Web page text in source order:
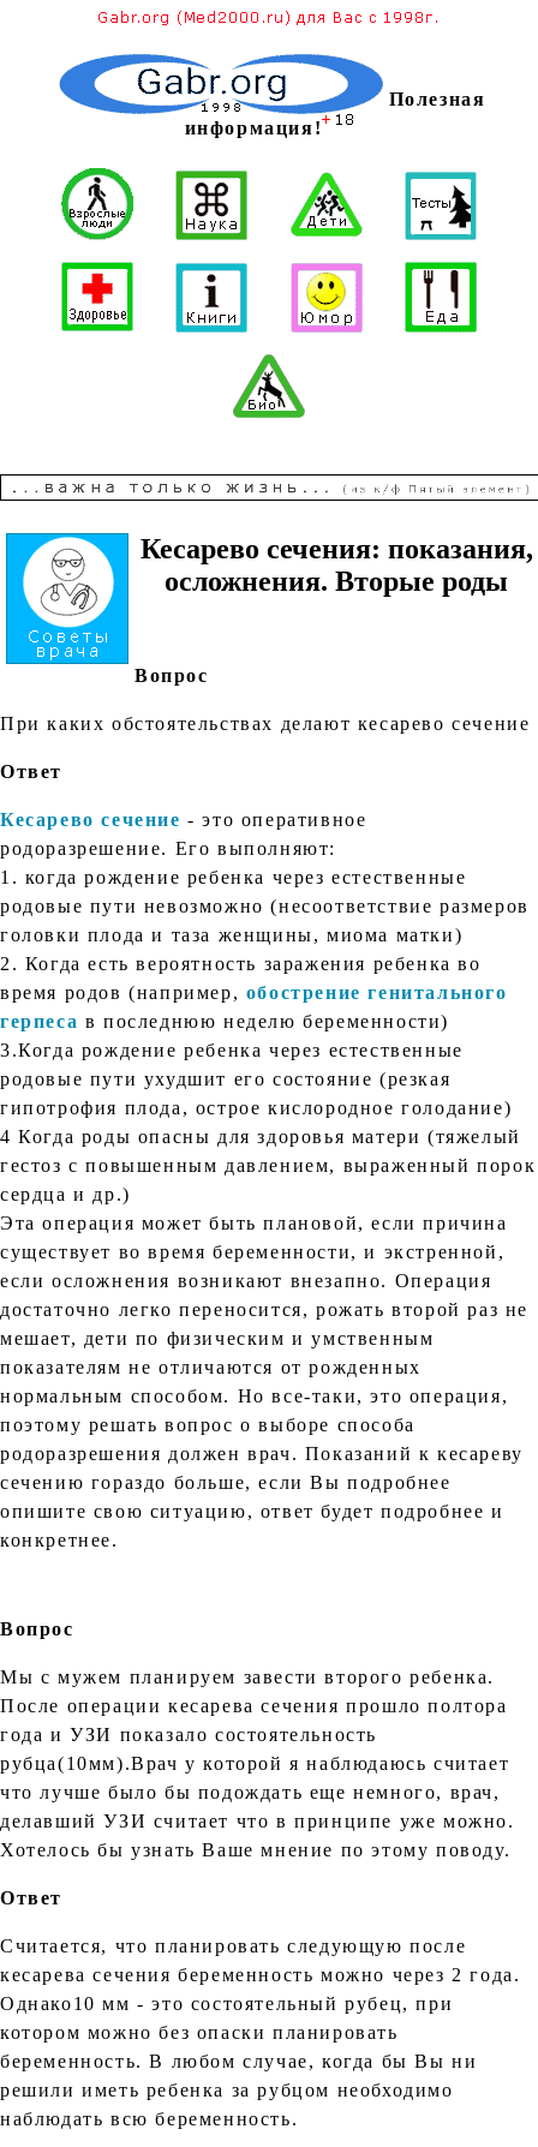
Полезная
информация!
Кесарево сечения: показания,
осложнения. Вторые роды
Вопрос
При каких обстоятельствах делают кесарево сечение
Ответ
Кесарево сечение - это оперативное
родоразрешение. Его выполняют:
1. когда рождение ребенка через естественные
родовые пути невозможно (несоответствие размеров
головки плода и таза женщины, миома матки)
2. Когда есть вероятность заражения ребенка во
время родов (например, обострение генитального
герпеса в последнюю неделю беременности)
3.Когда рождение ребенка через естественные
родовые пути ухудшит его состояние (резкая
гипотрофия плода, острое кислородное голодание)
4 Когда роды опасны для здоровья матери (тяжелый
гестоз с повышенным давлением, выраженный порок
сердца и др.)
Эта операция может быть плановой, если причина
существует во время беременности, и экстренной,
если осложнения возникают внезапно. Операция
достаточно легко переносится, рожать второй раз не
мешает, дети по физическим и умственным
показателям не отличаются от рожденных
нормальным способом. Но все-таки, это операция,
поэтому решать вопрос о выборе способа
родоразрешения должен врач. Показаний к кесареву
сечению гораздо больше, если Вы подробнее
опишите свою ситуацию, ответ будет подробнее и
конкретнее.
Вопрос
Мы с мужем планируем завести второго ребенка.
После операции кесарева сечения прошло полтора
года и УЗИ показало состоятельность
рубца(10мм).Врач у которой я наблюдаюсь считает
что лучше было бы подождать еще немного, врач,
делавший УЗИ считает что в принципе уже можно.
Хотелось бы узнать Ваше мнение по этому поводу.
Ответ
Считается, что планировать следующую после
кесарева сечения беременность можно через 2 года.
Однако10 мм - это состоятельный рубец, при
котором можно без опаски планировать
беременность. В любом случае, когда бы Вы ни
решили иметь ребенка за рубцом необходимо
наблюдать всю беременность.